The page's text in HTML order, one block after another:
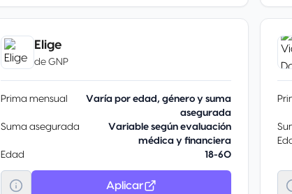
Elige
de GNP
Prima mensual
Varía por edad, género y suma
asegurada
Suma asegurada
Variable según evaluación
médica y financiera
Edad
18-60
Aplicar